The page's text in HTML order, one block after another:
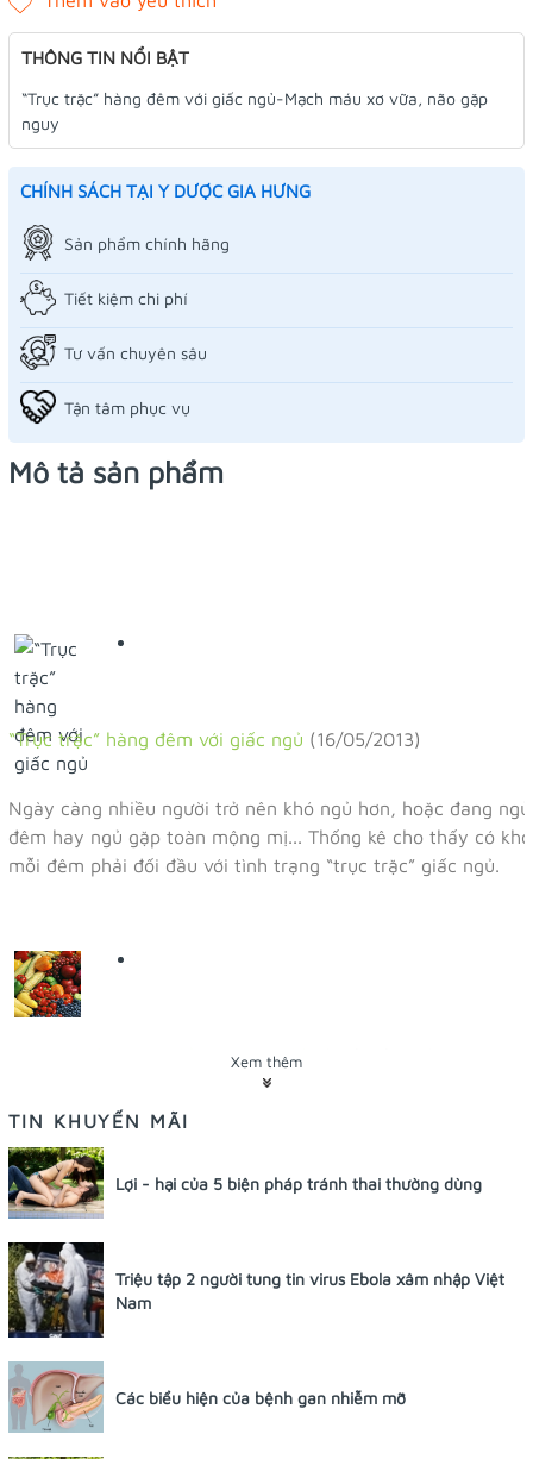
THÔNG TIN NỔI BẬT
“Trục trặc” hàng đêm với giấc ngủ-Mạch máu xơ vữa, não gặp
nguy
CHÍNH SÁCH TẠI Y DƯỢC GIA HƯNG
Sản phẩm chính hãng
Tiết kiệm chi phí
Tư vấn chuyên sâu
Tận tâm phục vụ
Mô tả sản phẩm
“Trục trặc” hàng đêm với giấc ngủ (16/05/2013)
Ngày càng nhiều người trở nên khó ngủ hơn, hoặc đang
đêm hay ngủ gặp toàn mộng mị... Thống kê cho thấy có
mỗi đêm phải đối đầu với tình trạng “trục trặc” giấc ngủ.
Sau tai biến, ăn gì để mau phục hồi
Tai biến mạch máu não thường dẫn đến giảm tổng hợp
biệt ở vùng xung quanh vị trí nhồi máu.
Sống hiện đại mất trí sớm hơn
Nghiên cứu đăng trên tạp chí Public Health gần đây cho
Xem thêm
TIN KHUYẾN MÃI
Lợi - hại của 5 biện pháp tránh thai thường dùng
Triệu tập 2 người tung tin virus Ebola xâm nhập Việt
Nam
Các biểu hiện của bệnh gan nhiễm mỡ